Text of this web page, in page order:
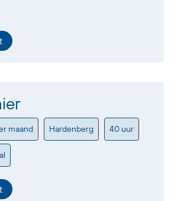
maand Hardenberg 40 uur